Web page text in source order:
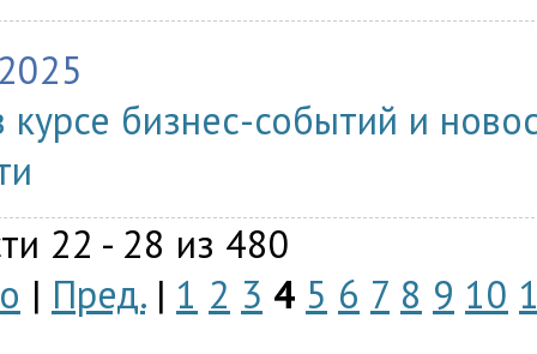
курсе бизнес-событий и
22 - 28 из 480
| Пред.| 1 2 3 4 5 6 7 8 9 10